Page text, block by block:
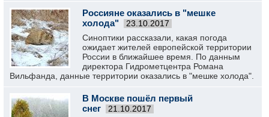
Россияне оказались в "мешке
холода"
23.10.2017
Синоптики рассказали, какая погода
ожидает жителей европейской территории
России в ближайшее время. По данным
директора Гидрометцентра Романа
Вильфанда, данные территории оказались в "мешке холода".
В Москве пошёл первый
снег
21.10.2017